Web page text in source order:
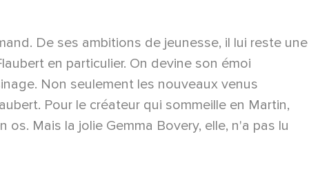
De ses ambitions de jeunesse, il lui reste une
en particulier. On devine son émoi
Non seulement les nouveaux venus
Pour le créateur qui sommeille en Martin,
Mais la jolie Gemma Bovery, elle, n'a pas lu